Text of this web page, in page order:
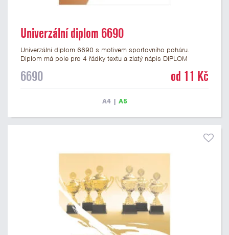
Univerzální diplom 6690
Univerzální diplom 6690 s motivem sportovního poháru.
Diplom má pole pro 4 řádky textu a zlatý nápis DIPLOM
formátu A4 a A5. Tento diplom je vhodný pro většinu událostí,
6690 od 11 Kč
A4| A5